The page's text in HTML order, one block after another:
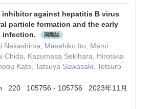
inhibitor against hepatitis B virus
particle formation and the early
infection.
国際誌
Nakashima, Masahiko Ito, Mami
Chida, Kazumasa Sekihara, Hirotaka
Kato, Tatsuya Sawasaki, Tetsuro
220 105756 - 105756 2023年11月